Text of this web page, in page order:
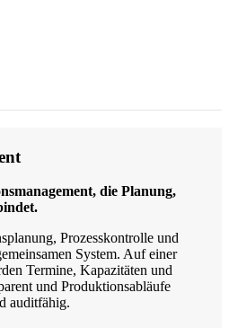
die Planung,
Prozesskontrolle und
System. Auf einer
Termine, Kapazitäten und
und Produktionsabläufe
auditfähig.